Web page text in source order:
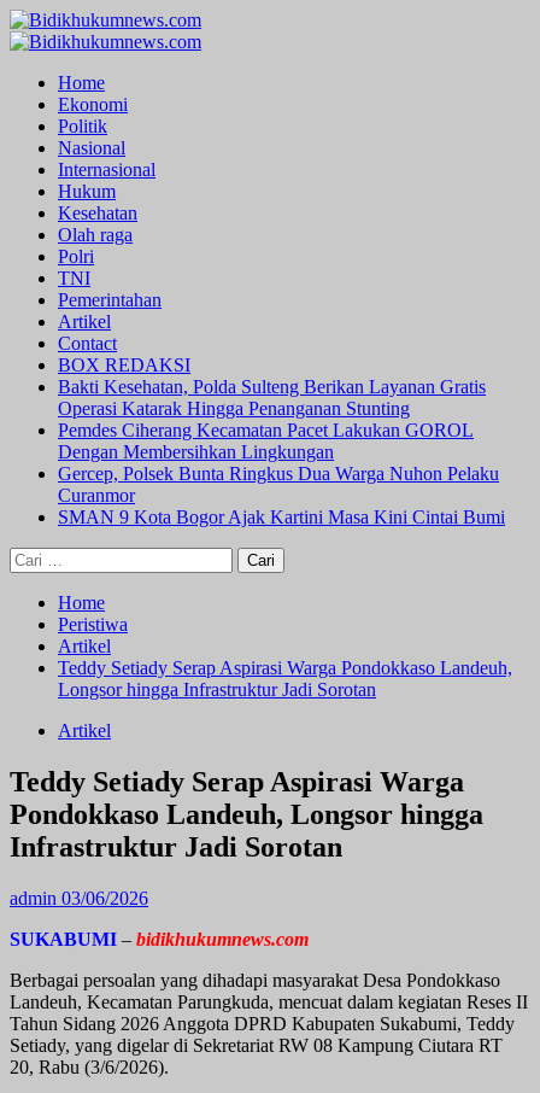
Skip
to
Primary
Home
Ekonomi
Politik
Nasional
Internasional
Hukum
Kesehatan
Olah raga
Polri
TNI
Pemerintahan
Artikel
Contact
BOX REDAKSI
Bakti Kesehatan, Polda Sulteng Berikan Layanan Gratis
Operasi Katarak Hingga Penanganan Stunting
Pemdes Ciherang Kecamatan Pacet Lakukan GOROL
Dengan Membersihkan Lingkungan
Gercep, Polsek Bunta Ringkus Dua Warga Nuhon Pelaku
Curanmor
SMAN 9 Kota Bogor Ajak Kartini Masa Kini Cintai Bumi
Cari
untuk:
Home
Peristiwa
Artikel
Teddy Setiady Serap Aspirasi Warga Pondokkaso Landeuh,
Longsor hingga Infrastruktur Jadi Sorotan
Artikel
Teddy Setiady Serap Aspirasi Warga
Pondokkaso Landeuh, Longsor hingga
Infrastruktur Jadi Sorotan
admin 03/06/2026
SUKABUMI – bidikhukumnews.com
Berbagai persoalan yang dihadapi masyarakat Desa Pondokkaso
Landeuh, Kecamatan Parungkuda, mencuat dalam kegiatan Reses II
Tahun Sidang 2026 Anggota DPRD Kabupaten Sukabumi, Teddy
Setiady, yang digelar di Sekretariat RW 08 Kampung Ciutara RT
20, Rabu (3/6/2026).